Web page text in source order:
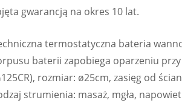
gwarancją na okres 10 lat.
termostatyczna bateria
baterii zapobiega oparzeniu
rozmiar: ø25cm, zasięg od
strumienia: masaż, mgła,